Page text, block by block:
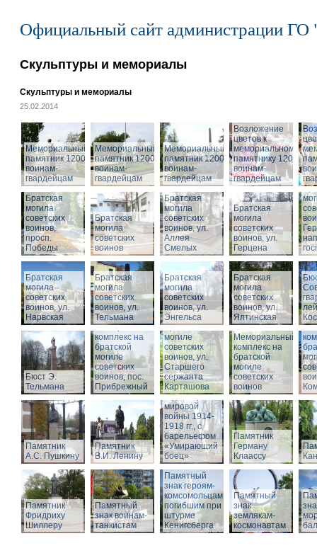
Официальный сайт администрации ГО
Скульптуры и мемориалы
Скульптуры и мемориалы
25.02.2014
Мемориальный
памятник 1200
воинам-
гвардейцам
Мемориальный
памятник 1200
воинам-
гвардейцам
Мемориальный
памятник 1200
воинам-
гвардейцам
Возложение
цветов к
мемориальному
памятнику 1200
воинам-
гвардейцам
Братская
могила
советских
воинов,
просп.
Победы
Братская
могила
советских
воинов
Братская
могила
советских
воинов, ул.
Аллея
Смелых
Братская
могила
советских
воинов, ул.
Герцена
Братская
могила
советских
воинов, ул.
Нарвская
Братская
могила
советских
воинов, ул.
Тельмана
Братская
могила
советских
воинов, ул.
Энгельса
Братская
могила
советских
воинов, ул.
Ялтинская
Бюст Э.
Тельмана
Мемориальный
комплекс на
братской
могиле
советских
воинов, пос.
Прибрежный
Мемориальный
комплекс на
братской
могиле
советских
воинов, ул.
Старшего
сержанта
Карташова
Мемориальный
комплекс на
братской
могиле
советских
воинов
Памятник
А.С. Пушкину
Памятник
В.И. Ленину
Памятник
воинам,
погибшим в
годы Первой
мировой
войны 1914-
1918 гг., с
барельефом
«Умирающий
боец»
Памятник
Герману
Клаассу
Памятник
Фридриху
Шиллеру
Памятный
знак воинам-
танкистам
Памятный
знак героям-
комсомольцам,
погибшим при
штурме
Кенигсберга
Памятный
знак
землякам-
космонавтам